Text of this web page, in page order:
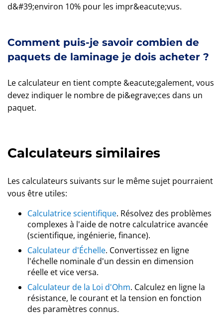
d&#39;environ 10% pour les impr&eacute;vus.
Comment puis-je savoir combien de
paquets de laminage je dois acheter ?
Le calculateur en tient compte &eacute;galement, vous
devez indiquer le nombre de pi&egrave;ces dans un
paquet.
Calculateurs similaires
Les calculateurs suivants sur le même sujet pourraient
vous être utiles:
Calculatrice scientifique. Résolvez des problèmes
complexes à l'aide de notre calculatrice avancée
(scientifique, ingénierie, finance).
Calculateur d'Échelle. Convertissez en ligne
l'échelle nominale d'un dessin en dimension
réelle et vice versa.
Calculateur de la Loi d'Ohm. Calculez en ligne la
résistance, le courant et la tension en fonction
des paramètres connus.